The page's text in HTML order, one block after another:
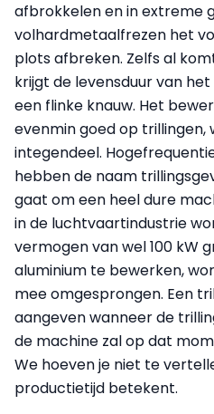
afbrokkelen en in extreme
volhardmetaalfrezen het
plots afbreken. Zelfs al
krijgt de levensduur van
een flinke knauw. Het
evenmin goed op trillingen,
integendeel.
hebben de naam
gaat om een heel dure
in de luchtvaartindustrie
vermogen van wel 100 kW
aluminium te bewerken,
mee omgesprongen. Een
aangeven wanneer de
de machine zal op dat
We hoeven je niet te
productietijd betekent.